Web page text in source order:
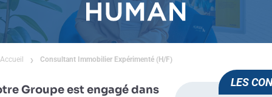
Accueil Consultant Immobilier Expérimenté (H/F)
Groupe est engagé dans
LES